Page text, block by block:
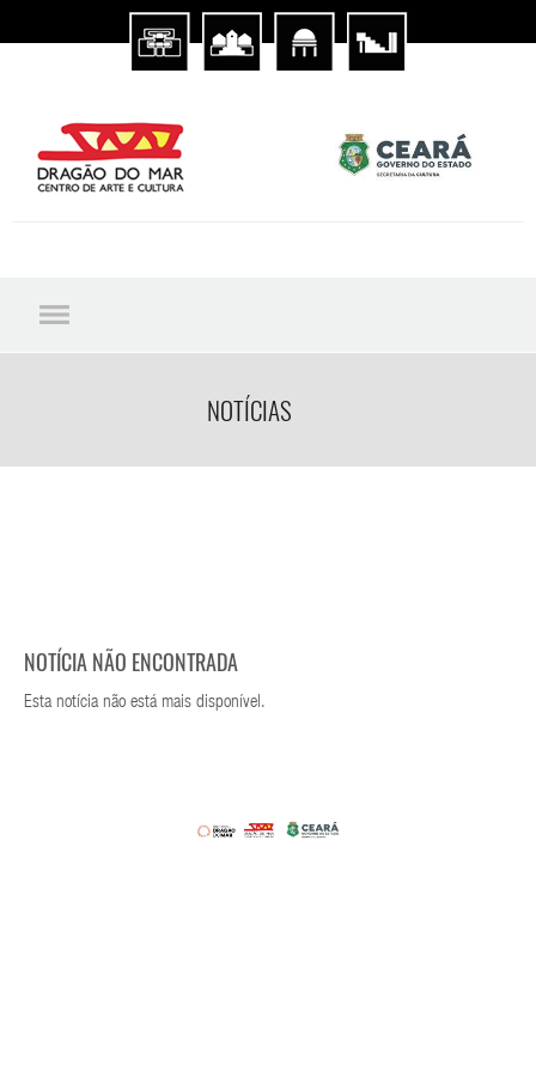
NOTÍCIAS
NOTÍCIA NÃO ENCONTRADA
Esta notícia não está mais disponível.